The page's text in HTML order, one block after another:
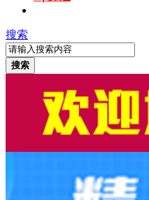
搜索
搜索